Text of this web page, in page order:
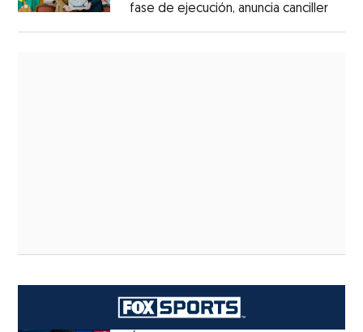
fase de ejecución, anuncia canciller